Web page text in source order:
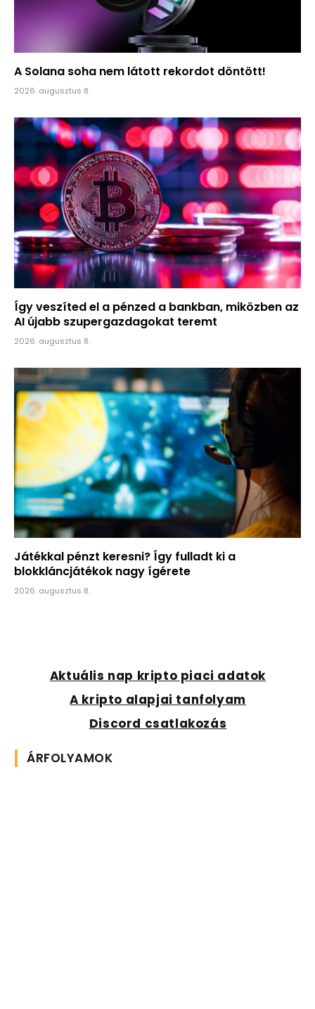
A Solana soha nem látott rekordot döntött!
2026. augusztus 8.
Így veszíted el a pénzed a bankban, miközben az
AI újabb szupergazdagokat teremt
2026. augusztus 8.
Játékkal pénzt keresni? Így fulladt ki a
blokkláncjátékok nagy ígérete
2026. augusztus 8.
Aktuális nap kripto piaci adatok
A kripto alapjai tanfolyam
Discord csatlakozás
ÁRFOLYAMOK